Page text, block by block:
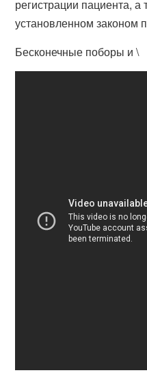
регистрации пациента, а
установленном законом
Бесконечные поборы и \